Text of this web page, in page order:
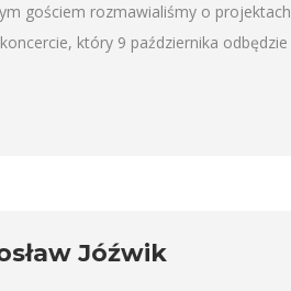
gościem rozmawialiśmy o projektach
który 9 października odbędzie
Jóźwik